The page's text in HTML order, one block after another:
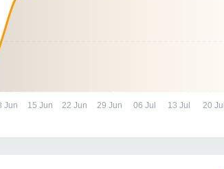
Jun 15 Jun 22 Jun 29 Jun 06 Jul 13 Jul 20 Jul